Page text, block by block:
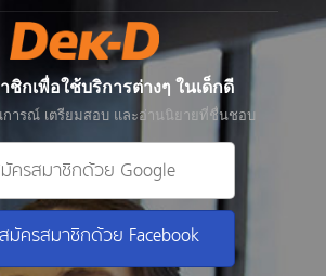
ชิกเพื่อใช้บริการต่างๆ ในเด็กดี
การณ์ เตรียมสอบ และอ่านนิยายที่ชื่นชอบ
ครสมาชิกด้วย Google
สมัครสมาชิกด้วย Facebook